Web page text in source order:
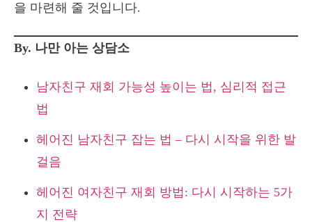
을 마련해 줄 것입니다.
By. 나만 아는 상담소
남자친구 재회 가능성 높이는 법, 심리적 접근
법
헤어진 남자친구 잡는 법 – 다시 시작을 위한 발
걸음
헤어진 여자친구 재회 방법: 다시 시작하는 5가
지 전략